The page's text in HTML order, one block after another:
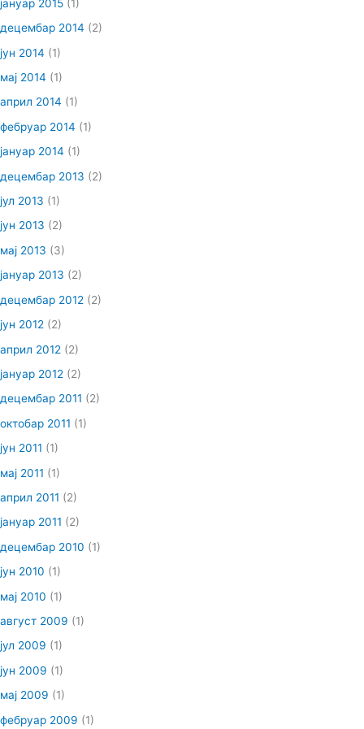
јануар 2015 (1)
децембар 2014 (2)
јун 2014 (1)
мај 2014 (1)
април 2014 (1)
фебруар 2014 (1)
јануар 2014 (1)
децембар 2013 (2)
јул 2013 (1)
јун 2013 (2)
мај 2013 (3)
јануар 2013 (2)
децембар 2012 (2)
јун 2012 (2)
април 2012 (2)
јануар 2012 (2)
децембар 2011 (2)
октобар 2011 (1)
јун 2011 (1)
мај 2011 (1)
април 2011 (2)
јануар 2011 (2)
децембар 2010 (1)
јун 2010 (1)
мај 2010 (1)
август 2009 (1)
јул 2009 (1)
јун 2009 (1)
мај 2009 (1)
фебруар 2009 (1)